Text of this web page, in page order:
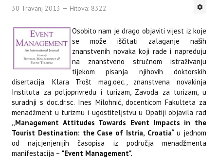
30 Travanj 2013 Hitova: 8322
Osobito nam je drago objaviti vijest iz koje
se može iščitati zalaganje naših
znanstvenih novaka koji rade i napreduju
na znanstveno stručnom istraživanju
tijekom pisanja njihovih doktorskih
disertacija. Klara Trošt mag.oec., znanstvena novakinja
Instituta za poljoprivredu i turizam, Zavoda za turizam, u
suradnji s doc.dr.sc. Ines Milohnić, docenticom Fakulteta za
menadžment u turizmu i ugostiteljstvu u Opatiji objavila rad
„Management Attitudes Towards Event Impacts in the
Tourist Destination: the Case of Istria, Croatia“u jednom
od najcjenjenijih časopisa iz područja menadžmenta
manifestacija – "Event Management".